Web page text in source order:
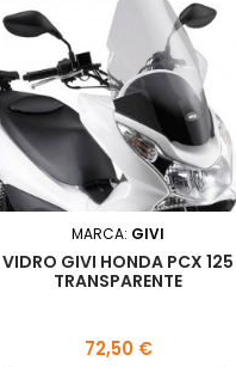
MARCA: GIVI
VIDRO GIVI HONDA PCX 125
TRANSPARENTE
Preço
72,50 €